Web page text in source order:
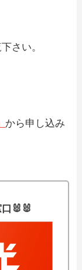
さい。
から申し込み
🐰🐰